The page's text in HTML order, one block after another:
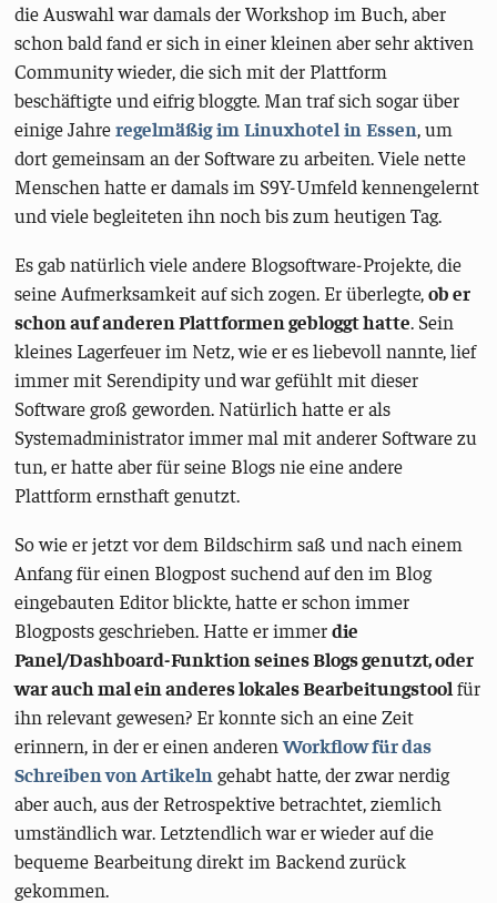
die Auswahl war damals der Workshop im Buch, aber
schon bald fand er sich in einer kleinen aber sehr aktiven
Community wieder, die sich mit der Plattform
beschäftigte und eifrig bloggte. Man traf sich sogar über
einige Jahreregelmäßigim Linuxhotel in Essen, um
dort gemeinsam an der Software zu arbeiten. Viele nette
Menschen hatte er damals im S9Y-Umfeld kennengelernt
und viele begleiteten ihn noch bis zum heutigen Tag.
Es gab natürlich viele andere Blogsoftware-Projekte, die
seine Aufmerksamkeit auf sich zogen. Er überlegte,ob er
schon auf anderen Plattformen gebloggt hatte. Sein
kleines Lagerfeuer im Netz, wie er es liebevoll nannte, lief
immer mit Serendipity und war gefühlt mit dieser
Software groß geworden. Natürlich hatte er als
Systemadministrator immer mal mit anderer Software zu
tun, er hatte aber für seine Blogs nie eine andere
Plattform ernsthaft genutzt.
So wie er jetzt vor dem Bildschirm saß und nach einem
Anfang für einen Blogpost suchend auf den im Blog
eingebauten Editor blickte, hatte er schon immer
Blogposts geschrieben. Hatte er immerdie
Panel/Dashboard-Funktion seines Blogs genutzt, oder
war auch mal ein anderes lokales Bearbeitungstool für
ihn relevant gewesen? Er konnte sich an eine Zeit
erinnern, in der er einen anderenWorkflow für das
Schreiben von Artikeln gehabt hatte, der zwar nerdig
aber auch, aus der Retrospektive betrachtet, ziemlich
umständlich war. Letztendlich war er wieder auf die
bequeme Bearbeitung direkt im Backend zurück
gekommen.